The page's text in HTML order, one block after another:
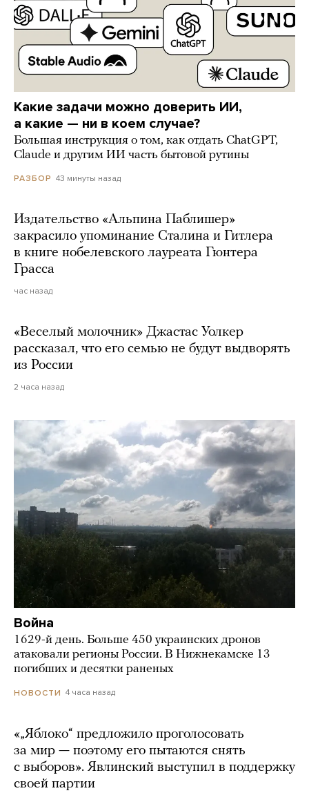
Какие задачи можно доверить ИИ,
а какие — ни в коем случае?
Большая инструкция о том, как отдать ChatGPT,
Claude и другим ИИ часть бытовой рутины
РАЗБОР 43 минуты назад
Издательство «Альпина Паблишер»
закрасило упоминание Сталина и Гитлера
в книге нобелевского лауреата Гюнтера
Грасса
час назад
«Веселый молочник» Джастас Уолкер
рассказал, что его семью не будут выдворять
из России
2 часа назад
Война
1629-й день. Больше 450 украинских дронов
атаковали регионы России. В Нижнекамске 13
погибших и десятки раненых
НОВОСТИ 4 часа назад
«„Яблоко“ предложило проголосовать
за мир — поэтому его пытаются снять
с выборов». Явлинский выступил в поддержку
своей партии